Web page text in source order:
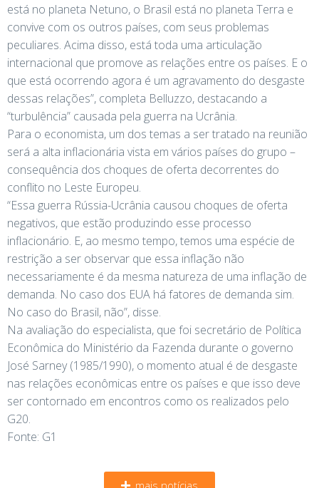
está no planeta Netuno, o Brasil está no planeta Terra e
convive com os outros países, com seus problemas
peculiares. Acima disso, está toda uma articulação
internacional que promove as relações entre os países. E o
que está ocorrendo agora é um agravamento do desgaste
dessas relações”, completa Belluzzo, destacando a
“turbulência” causada pela guerra na Ucrânia.
Para o economista, um dos temas a ser tratado na reunião
será a alta inflacionária vista em vários países do grupo –
consequência dos choques de oferta decorrentes do
conflito no Leste Europeu.
“Essa guerra Rússia-Ucrânia causou choques de oferta
negativos, que estão produzindo esse processo
inflacionário. E, ao mesmo tempo, temos uma espécie de
restrição a ser observar que essa inflação não
necessariamente é da mesma natureza de uma inflação de
demanda. No caso dos EUA há fatores de demanda sim.
No caso do Brasil, não”, disse.
Na avaliação do especialista, que foi secretário de Política
Econômica do Ministério da Fazenda durante o governo
José Sarney (1985/1990), o momento atual é de desgaste
nas relações econômicas entre os países e que isso deve
ser contornado em encontros como os realizados pelo
G20.
Fonte: G1
mais notícias